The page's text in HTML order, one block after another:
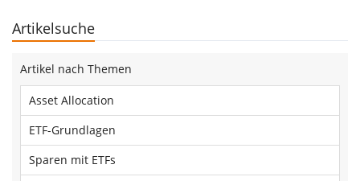
Artikelsuche
Artikel nach Themen
Asset Allocation
ETF-Grundlagen
Sparen mit ETFs